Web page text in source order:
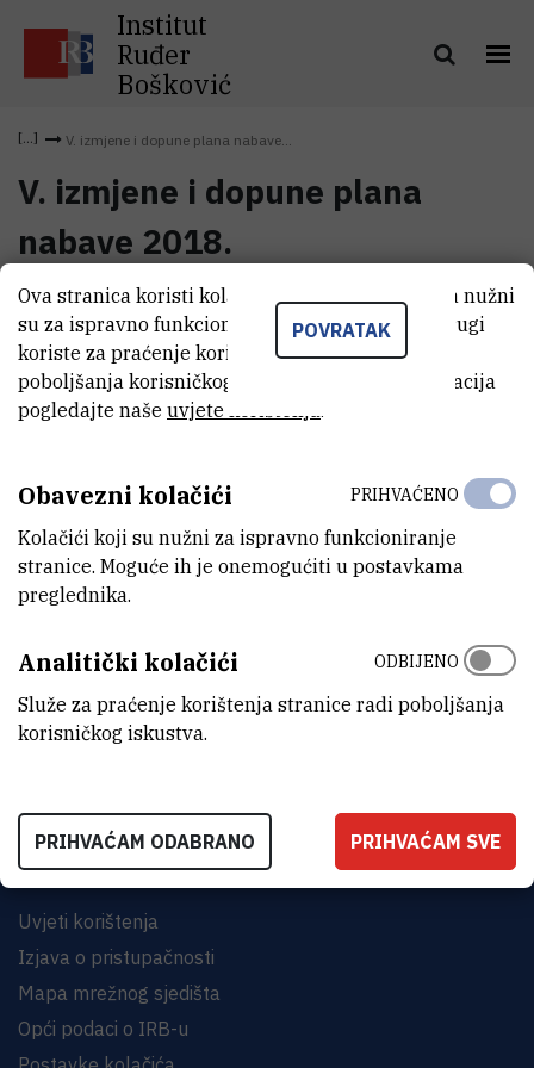
Institut
Ruđer
Bošković
V. izmjene i dopune plana nabave...
V. izmjene i dopune plana
nabave 2018.
V. izmjene i dopune plana nabave
2018.
(132,2 kB)
INSTITUT RUĐER BOŠKOVIĆ
Bijenička cesta 54, 10000 Zagreb
KONTAKTIRAJTE NAS
Uvjeti korištenja
Izjava o pristupačnosti
Mapa mrežnog sjedišta
Opći podaci o IRB-u
POVRATAK
Ova stranica koristi kolačiće. Neki od tih kolačića nužni
su za ispravno funkcioniranje stranice, dok se drugi
koriste za praćenje korištenja stranice radi
poboljšanja korisničkog iskustva. Za više informacija
pogledajte naše uvjete korištenja.
Obavezni kolačići
Kolačići koji su nužni za ispravno funkcioniranje
stranice. Moguće ih je onemogućiti u postavkama
preglednika.
PRIHVAĆENO
Analitički kolačići
Služe za praćenje korištenja stranice radi poboljšanja
korisničkog iskustva.
ODBIJENO
PRIHVAĆAM ODABRANO PRIHVAĆAM SVE